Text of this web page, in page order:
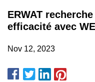
ERWAT
efficacité avec
Nov 12, 2023